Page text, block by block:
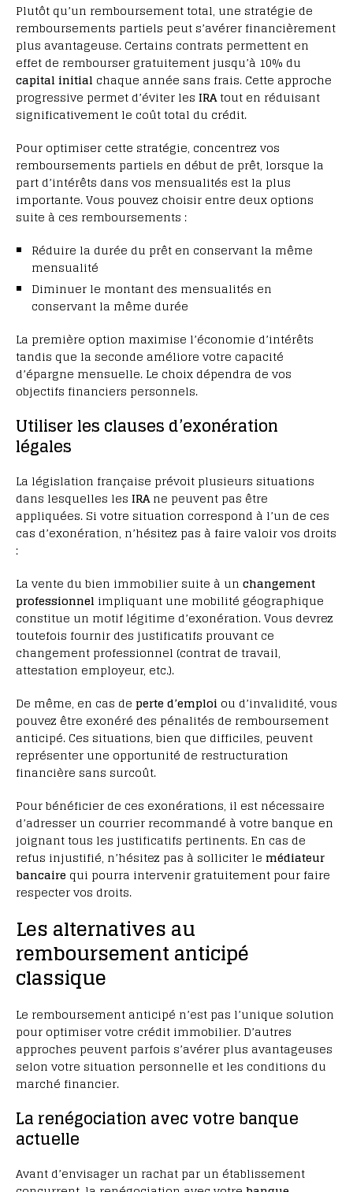
Plutôt qu’un remboursement total, une stratégie de
remboursements partiels peut s’avérer financièrement
plus avantageuse. Certains contrats permettent en
effet de rembourser gratuitement jusqu’à 10% du
capital initial chaque année sans frais. Cette approche
progressive permet d’éviter les IRAtout en réduisant
significativement le coût total du crédit.
Pour optimiser cette stratégie, concentrez vos
remboursements partiels en début de prêt, lorsque la
part d’intérêts dans vos mensualités est la plus
importante. Vous pouvez choisir entre deux options
suite à ces remboursements :
Réduire la durée du prêt en conservant la même
mensualité
Diminuer le montant des mensualités en
conservant la même durée
La première option maximise l’économie d’intérêts
tandis que la seconde améliore votre capacité
d’épargne mensuelle. Le choix dépendra de vos
objectifs financiers personnels.
Utiliser les clauses d’exonération
légales
La législation française prévoit plusieurs situations
dans lesquelles les IRAne peuvent pas être
appliquées. Si votre situation correspond à l’un de ces
cas d’exonération, n’hésitez pas à faire valoir vos droits
:
La vente du bien immobilier suite à un changement
professionnel impliquant une mobilité géographique
constitue un motif légitime d’exonération. Vous devrez
toutefois fournir des justificatifs prouvant ce
changement professionnel (contrat de travail,
attestation employeur, etc.).
De même, en cas de perte d’emploi ou d’invalidité, vous
pouvez être exonéré des pénalités de remboursement
anticipé. Ces situations, bien que difficiles, peuvent
représenter une opportunité de restructuration
financière sans surcoût.
Pour bénéficier de ces exonérations, il est nécessaire
d’adresser un courrier recommandé à votre banque en
joignant tous les justificatifs pertinents. En cas de
refus injustifié, n’hésitez pas à solliciter le médiateur
bancaire qui pourra intervenir gratuitement pour faire
respecter vos droits.
Les alternatives au
remboursement anticipé
classique
Le remboursement anticipé n’est pas l’unique solution
pour optimiser votre crédit immobilier. D’autres
approches peuvent parfois s’avérer plus avantageuses
selon votre situation personnelle et les conditions du
marché financier.
La renégociation avec votre banque
actuelle
Avant d’envisager un rachat par un établissement